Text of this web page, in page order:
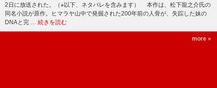
2日に放送された。（※以下、ネタバレを含みます） 本作は、松下龍之介氏の
同名小説が原作。ヒマラヤ山中で発掘された200年前の人骨が、失踪した妹の
DNAと完 … 続きを読む
more »